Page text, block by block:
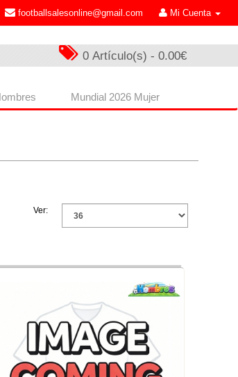
footballsalesonline@gmail.com Mi Cuenta
0 Artículo(s) - 0.00€
Mundial 2026 Mujer
Ver: